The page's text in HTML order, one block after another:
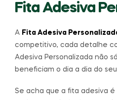
Fita Adesiva
A Fita Adesiva
competitivo, cada detalhe
Adesiva Personalizada não
beneficiam o dia a dia do
Se acha que a fita adesiva